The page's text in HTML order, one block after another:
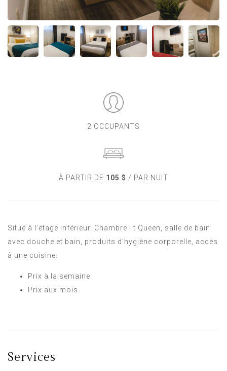
2 OCCUPANTS
À PARTIR DE 105 $ / PAR NUIT
Situé à l’étage inférieur. Chambre lit Queen, salle de bain
avec douche et bain, produits d'hygiène corporelle, accès
à une cuisine.
Prix à la semaine
Prix aux mois.
Services